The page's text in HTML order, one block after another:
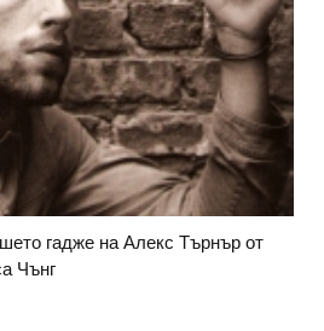
гадже на Алекс Търнър от
Чънг